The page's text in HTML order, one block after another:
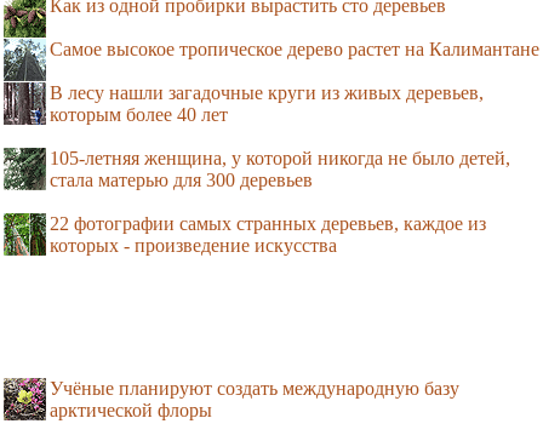
Как из одной пробирки вырастить сто деревьев
Самое высокое тропическое дерево растет на Калимантане
В лесу нашли загадочные круги из живых деревьев,
которым более 40 лет
105-летняя женщина, у которой никогда не было детей,
стала матерью для 300 деревьев
22 фотографии самых странных деревьев, каждое из
которых - произведение искусства
Учёные планируют создать международную базу
арктической флоры